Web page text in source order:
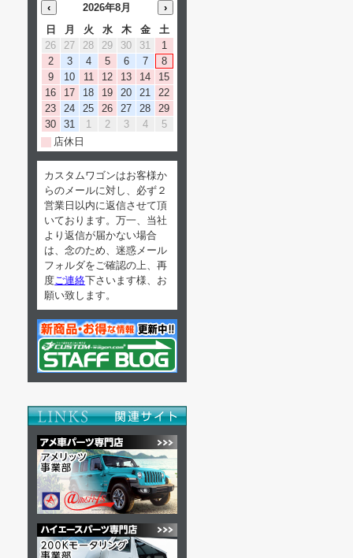
‹ 2026年8月
›
日
月 火 水 木 金
土
26
27 28 29 30 31
1
2
3 4 5 6 7
8
9
10 11 12 13 14
15
16
17 18 19 20 21
22
23
24 25 26 27 28
29
30
31 1 2 3 4
5
店休日
カスタムワゴンはお客様か
らのメールに対し、必ず２
営業日以内に返信させて頂
いております。万一、当社
より返信が届かない場合
は、念のため、迷惑メール
フォルダをご確認の上、再
度 ご連絡下さいます様、お
願い致します。